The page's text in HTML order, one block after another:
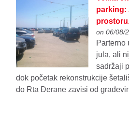
parking:
on 06/08/
Parterno
jula, ali
sadržaji
dok početak rekonstrukcije
do Rta Đerane zavisi od